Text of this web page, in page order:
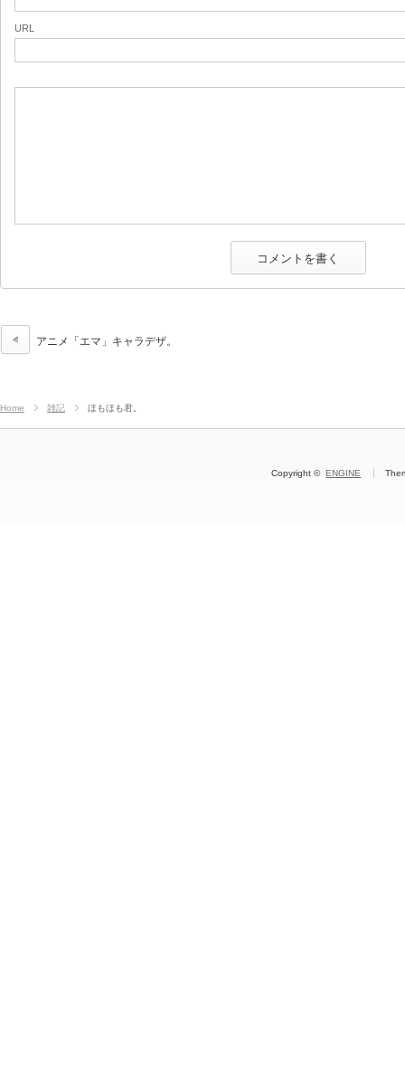
URL
アニメ「エマ」キャラデザ。
Home 雑記 ほもほも君。
Copyright ©ENGINE